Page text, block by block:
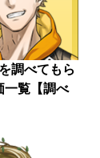
調べてもら
一覧【調べ